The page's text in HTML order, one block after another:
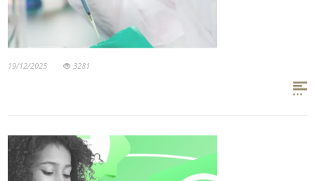
19/12/2025 3281